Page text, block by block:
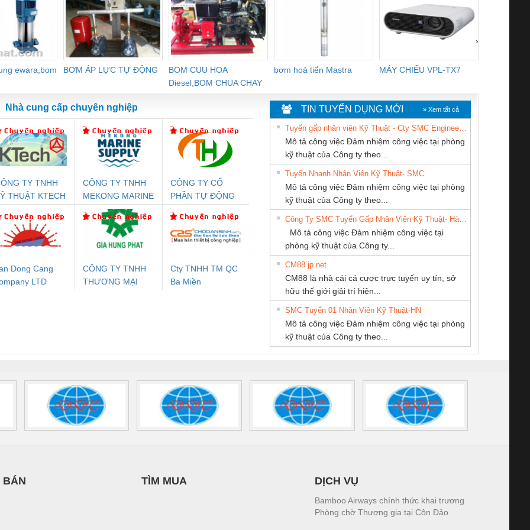
ewara,bom
BƠM ÁP LỰC TỰ ĐỘNG
BOM CUU HOA
Diesel,BOM CHUA CHAY
bơm hoả tiển Mastra MÁY CHIẾU VPL-TX7
›
An Toàn
Contact
1NO-
24DC-SP -
Rơ Le An Toàn
Phoenix Contact
PSR-SCP-
24UC/ESL4/3X1/1X2/B
- 2981059
Điện AC
Mô-đun Ắc Quy UPS
Bộ Lặp Tín Hiệu
PROFIBUS Phoenix
Contact PSI-REP-
2708863
Rơ Le An Toàn
Phoenix Contact
2986960 – PSR-
SCP-
24DC/FSP/2X1/1X2
Rơ Le An Toàn
Bộ giám sát chuỗi
tấm pin
TRANSCLINIC 16I+
1K5 H (2502520000)
Bộ giám sát chuỗi
tấm pin
TRANSCLINIC 16I+
1K5 L (2433950000)
Bộ giám sát dòng
TRANSCLINIC 16I+
(2008130000)
điện TRANSCLINIC
BKE 1K5.4
(7791400879)2. Giá
Nẹp nhôm chống
trơn Đà Nẵng
Nhà cung cấp chuyên nghiệp
TY TNHH
THUẬT KTECH
CÔNG TY TNHH
MEKONG MARINE
SUPPLY
CÔNG TY CỔ
PHẦN TỰ ĐỘNG
Dong Cang
LTD
CÔNG TY TNHH
THƯƠNG MẠI
Cty TNHH TM QC
Ba Miền
CONG TY TNHH
TM-DV DAI DONG
THANH
Công ty TNHH
Thương Mại SX
Ba Miền
CÔNG TY TNHH
NGHIỆP NIHON
SETSUBI VIỆT
NAM
CÔNG TY CP TỰ
ĐỘNG TIẾN
HƯNG
Thiết Bị Điện Nam
Quốc Thịnh
THƯƠNG MẠI
TIN TUYỂN DỤNG MỚI » Xem tất cả
Mô tả công việc Đảm nhiệm công việc tại phòng
kỹ thuật của Công ty theo...
Tuyển Nhanh Nhân Viên Kỹ Thuật- SMC
Mô tả công việc Đảm nhiệm công việc tại phòng
kỹ thuật của Công ty theo...
Mô tả công việc Đảm nhiệm công việc tại
phòng kỹ thuật của Công ty...
CM88 jp net
CM88 là nhà cái cá cược trực tuyến uy tín, sở
hữu thế giới giải trí hiện...
SMC Tuyển 01 Nhân Viên Kỹ Thuật-HN
Mô tả công việc Đảm nhiệm công việc tại phòng
kỹ thuật của Công ty theo...
BÁN TÌM MUA DỊCH VỤ
Bamboo Airways chính thức khai trương
Phòng chờ Thương gia tại Côn Đảo